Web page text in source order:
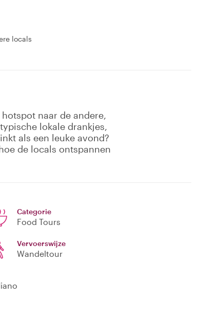
locals
naar de andere,
lokale drankjes,
als een leuke avond?
de locals ontspannen
Categorie
Food Tours
Vervoerswijze
Wandeltour